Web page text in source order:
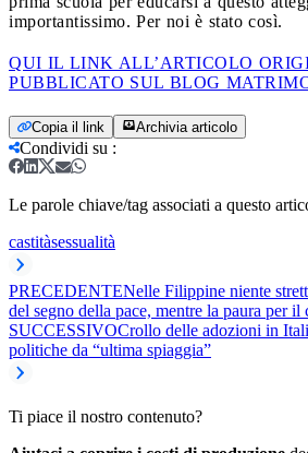
importantissimo. Per noi è stato così.
QUI IL LINK ALL’ARTICOLO
PUBBLICATO SUL BLOG
Copia il link Archivia articolo
Condividi su :
Le parole chiave/tag associati a questo
castitàsessualità
PRECEDENTENelle Filippine niente
del segno della pace, mentre la paura per il
SUCCESSIVOCrollo delle adozioni in
politiche da “ultima spiaggia”
Ti piace il nostro contenuto?